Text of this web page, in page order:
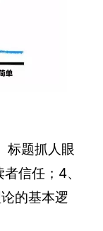
标题抓人眼
信任；4、
的基本逻